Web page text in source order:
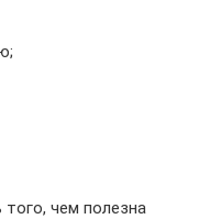
чем полезна